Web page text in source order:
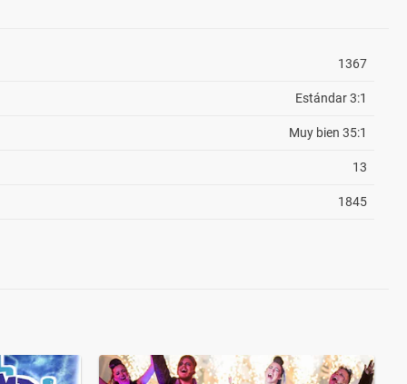
1367
Estándar 3:1
Muy bien 35:1
13
1845